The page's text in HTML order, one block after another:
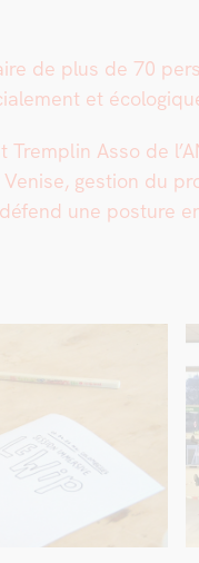
de plus de 70
et
Asso de
ges­tion du
une pos­ture